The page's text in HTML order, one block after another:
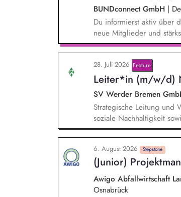
BUNDconnect GmbH |
Du informierst aktiv über
neue Mitglieder und
beantwortest Fragen zu
Gewissen. Du unterstützt
von Unterschriften für
28. Juli 2026 Feature
Leiter*in (m/w/d)
SV Werder Bremen
Strategische Leitung und
soziale Nachhaltigkeit
Zusammenarbeit mit der
fachliche Führung sowie
Pflege und
strategische Entwicklung
6. August 2026 Stepstone
(Junior)
Awigo Abfallwirtschaft
Osnabrück